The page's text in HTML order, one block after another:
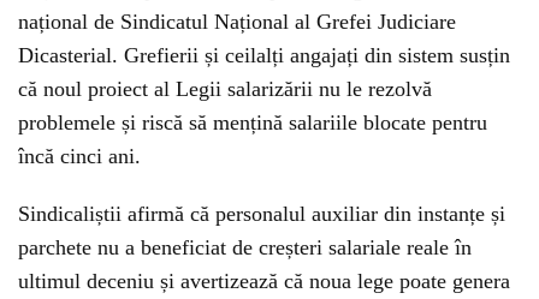
național de Sindicatul Național al Grefei Judiciare
Dicasterial. Grefierii și ceilalți angajați din sistem susțin
că noul proiect al Legii salarizării nu le rezolvă
problemele și riscă să mențină salariile blocate pentru
încă cinci ani.
Sindicaliștii afirmă că personalul auxiliar din instanțe și
parchete nu a beneficiat de creșteri salariale reale în
ultimul deceniu și avertizează că noua lege poate genera